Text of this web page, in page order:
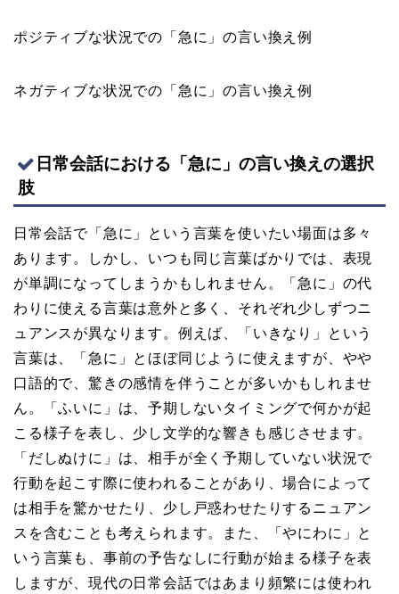
ポジティブな状況での「急に」の言い換え例
ネガティブな状況での「急に」の言い換え例
日常会話における「急に」の言い換えの選択
肢
日常会話で「急に」という言葉を使いたい場面は多々
あります。しかし、いつも同じ言葉ばかりでは、表現
が単調になってしまうかもしれません。「急に」の代
わりに使える言葉は意外と多く、それぞれ少しずつニ
ュアンスが異なります。例えば、「いきなり」という
言葉は、「急に」とほぼ同じように使えますが、やや
口語的で、驚きの感情を伴うことが多いかもしれませ
ん。「ふいに」は、予期しないタイミングで何かが起
こる様子を表し、少し文学的な響きも感じさせます。
「だしぬけに」は、相手が全く予期していない状況で
行動を起こす際に使われることがあり、場合によって
は相手を驚かせたり、少し戸惑わせたりするニュアン
スを含むことも考えられます。また、「やにわに」と
いう言葉も、事前の予告なしに行動が始まる様子を表
しますが、現代の日常会話ではあまり頻繁には使われ